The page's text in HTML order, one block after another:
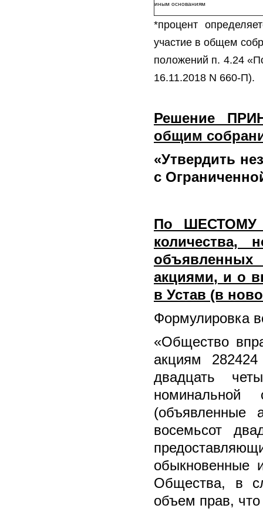
иным основаниям
*процент
участие в общем
положений п. 4.24
16.11.2018 N 660-П).
Решение
общим
«Утвердить
с
По ШЕСТОМУ
количества,
акциями, и о
в Устав (в
Формулировка
«Общество
акциям
двадцать
восемьсот
обыкновенные
Общества, в
объем прав,